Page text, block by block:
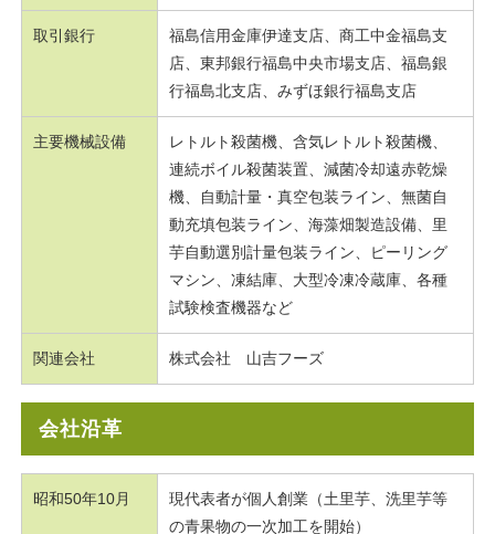
取引銀行
福島信用金庫伊達支店、商工中金福島支
店、東邦銀行福島中央市場支店、福島銀
行福島北支店、みずほ銀行福島支店
主要機械設備
レトルト殺菌機、含気レトルト殺菌機、
連続ボイル殺菌装置、減菌冷却遠赤乾燥
機、自動計量・真空包装ライン、無菌自
動充填包装ライン、海藻畑製造設備、里
芋自動選別計量包装ライン、ピーリング
マシン、凍結庫、大型冷凍冷蔵庫、各種
試験検査機器など
関連会社 株式会社 山吉フーズ
会社沿革
昭和50年10月
現代表者が個人創業（土里芋、洗里芋等
の青果物の一次加工を開始）